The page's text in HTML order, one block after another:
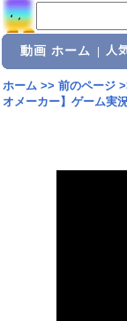
動画 ホーム 人
ホーム>> 前のページ
オメーカー】ゲーム実